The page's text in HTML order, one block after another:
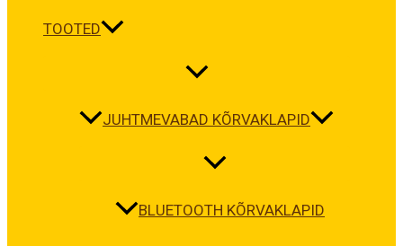
TOOTED
JUHTMEVABAD KÕRVAKLAPID
BLUETOOTH KÕRVAKLAPID